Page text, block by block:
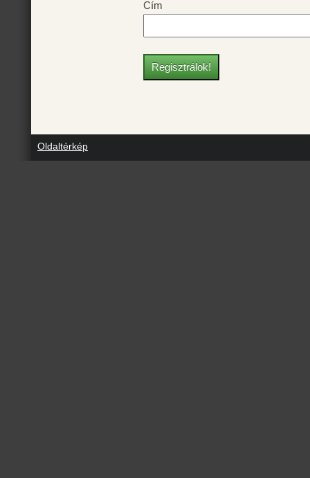
Cím
Oldaltérkép